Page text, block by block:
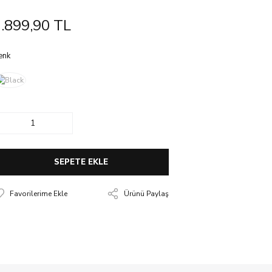
TL
SEPETE EKLE
Ürünü Paylaş